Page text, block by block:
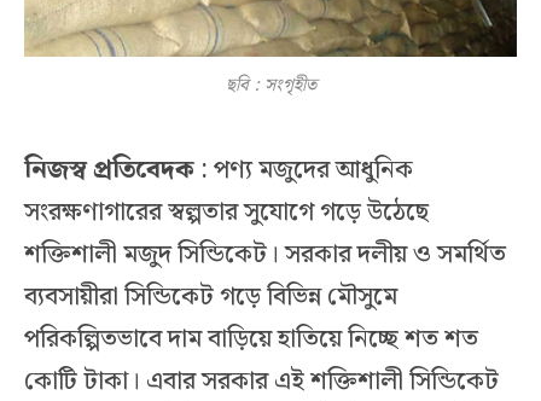
ছবি : সংগৃহীত
নিজস্ব প্রতিবেদক : পণ্য মজুদের আধুনিক
সংরক্ষণাগারের স্বল্পতার সুযোগে গড়ে উঠেছে
শক্তিশালী মজুদ সিন্ডিকেট। সরকার দলীয় ও সমর্থিত
ব্যবসায়ীরা সিন্ডিকেট গড়ে বিভিন্ন মৌসুমে
পরিকল্পিতভাবে দাম বাড়িয়ে হাতিয়ে নিচ্ছে শত শত
কোটি টাকা। এবার সরকার এই শক্তিশালী সিন্ডিকেট